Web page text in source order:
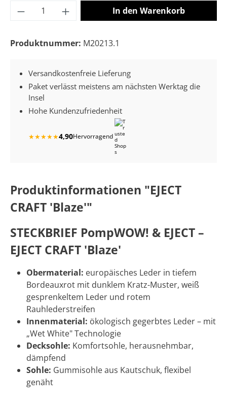
Produkt Anzahl: Gib den gewünschten
In den Warenkorb
Produktnummer: M20213.1
Versandkostenfreie Lieferung
Paket verlässt meistens am nächsten Werktag die
Insel
Hohe Kundenzufriedenheit
★★★★★4,90Hervorragend
Produktinformationen "EJECT
CRAFT 'Blaze'"
STECKBRIEF PompWOW! & EJECT –
EJECT CRAFT 'Blaze'
Obermaterial: europäisches Leder in tiefem
Bordeauxrot mit dunklem Kratz-Muster, weiß
gesprenkeltеm Leder und rotem
Rauhlederstreifen
Innenmaterial: ökologisch gegerbtes Leder – mit
„Wet White" Technologie
Decksohle: Komfortsohle, herausnehmbar,
dämpfend
Sohle: Gummisohle aus Kautschuk, flexibel
genäht